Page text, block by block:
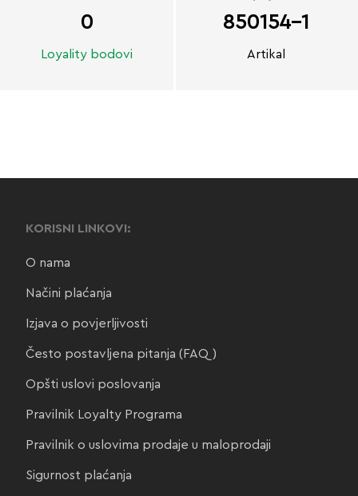
0
Loyality bodovi
850154-1
Artikal
KORISNI LINKOVI:
O nama
Načini plaćanja
Izjava o povjerljivosti
Često postavljena pitanja (FAQ)
Opšti uslovi poslovanja
Pravilnik Loyalty Programa
Pravilnik o uslovima prodaje u maloprodaji
Sigurnost plaćanja